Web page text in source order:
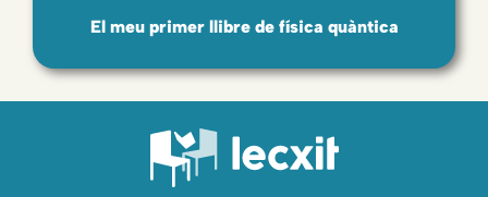
El meu primer llibre de física quàntica